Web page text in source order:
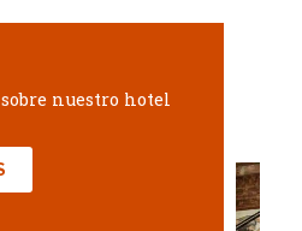
nuestro hotel